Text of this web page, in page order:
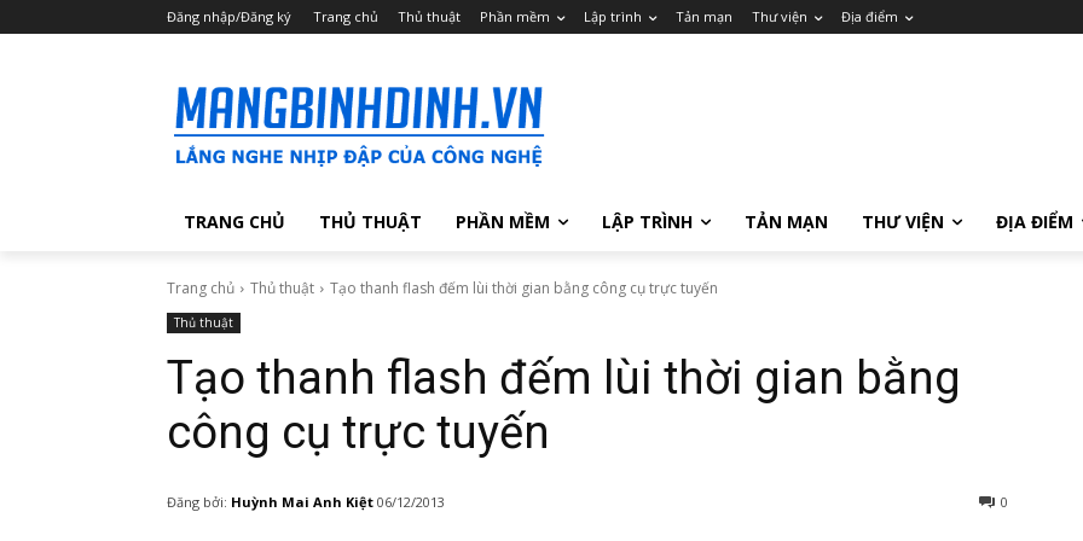
Đăng nhập/Đăng ký Trang chủ Thủ thuật Phần mềm Lập trình Tản mạn Thư viện Địa điểm
TRANG CHỦ THỦ THUẬT PHẦN MỀM LẬP TRÌNH TẢN MẠN THƯ VIỆN ĐỊA ĐIỂM
Trang chủ Thủ thuật Tạo thanh flash đếm lùi thời gian bằng công cụ trực tuyến
Thủ thuật
Tạo thanh flash đếm lùi thời gian bằng
công cụ trực tuyến
Đăng bởi: Huỳnh Mai Anh Kiệt 06/12/2013 0